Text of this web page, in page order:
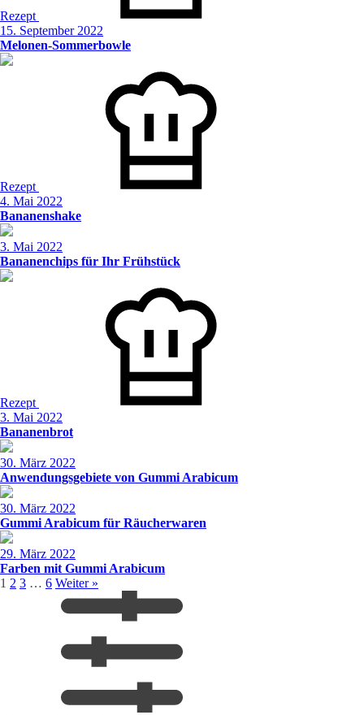
Rezept
15. September 2022
Melonen-Sommerbowle
Rezept
4. Mai 2022
Bananenshake
3. Mai 2022
Bananenchips für Ihr Frühstück
Rezept
3. Mai 2022
Bananenbrot
30. März 2022
Anwendungsgebiete von Gummi Arabicum
30. März 2022
Gummi Arabicum für Räucherwaren
29. März 2022
Farben mit Gummi Arabicum
1 2 3 … 6 Weiter »